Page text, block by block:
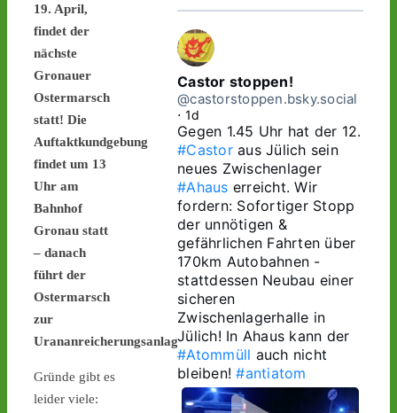
19. April,
findet der
nächste
Gronauer
Ostermarsch
statt! Die
Auftaktkundgebung
findet um 13
Uhr am
Bahnhof
Gronau statt
– danach
führt der
Ostermarsch
zur
Urananreicherungsanlage.
Gründe gibt es
leider viele:
Castor stoppen!
@castorstoppen.bsky.social
⋅ 1d
#Castor aus Jülich sein
neues Zwischenlager
#Ahaus erreicht. Wir
fordern: Sofortiger Stopp
der unnötigen &
gefährlichen Fahrten über
170km Autobahnen -
stattdessen Neubau einer
sicheren
Zwischenlagerhalle in
#Atommüll auch nicht
bleiben! #antiatom